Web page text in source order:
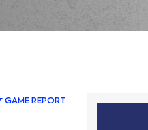
GAME REPORT